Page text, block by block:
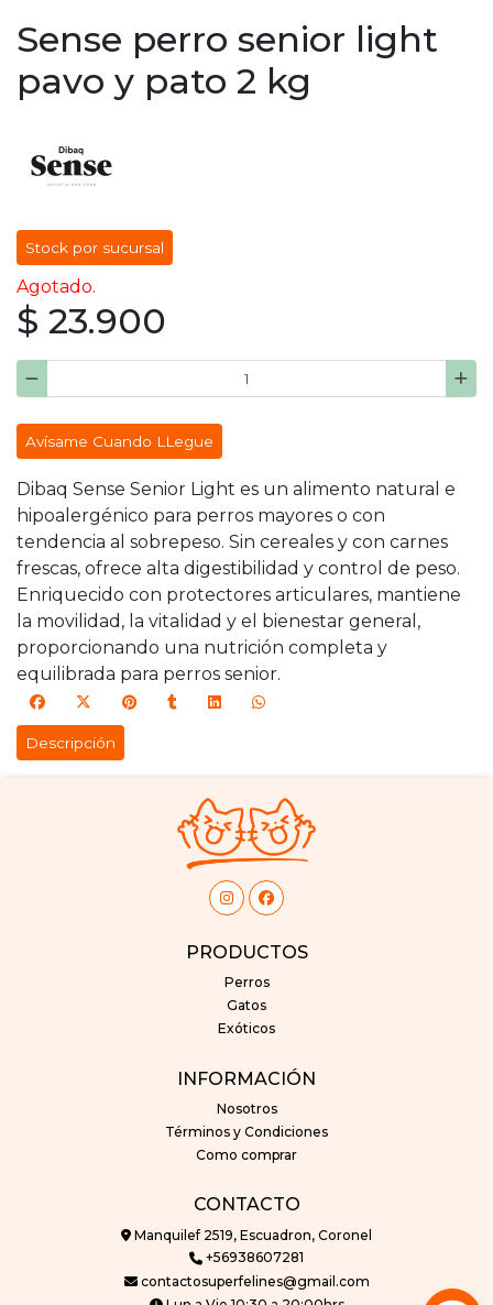
Sense perro senior light
pavo y pato 2 kg
Stock por sucursal
Agotado.
$ 23.900
Avísame Cuando LLegue
Dibaq Sense Senior Light es un alimento natural e
hipoalergénico para perros mayores o con
tendencia al sobrepeso. Sin cereales y con carnes
frescas, ofrece alta digestibilidad y control de peso.
Enriquecido con protectores articulares, mantiene
la movilidad, la vitalidad y el bienestar general,
proporcionando una nutrición completa y
equilibrada para perros senior.
Descripción
PRODUCTOS
Perros
Gatos
Exóticos
INFORMACIÓN
Nosotros
Términos y Condiciones
Como comprar
CONTACTO
Manquilef 2519, Escuadron, Coronel
+56938607281
contactosuperfelines@gmail.com